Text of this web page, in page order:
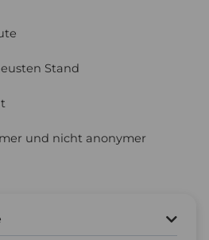
Stand
und nicht anonymer